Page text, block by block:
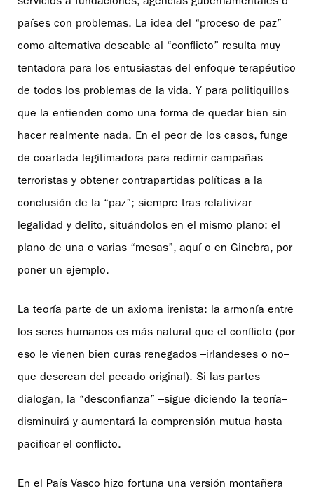
países con problemas. La idea del “proceso de paz”
como alternativa deseable al “conflicto” resulta muy
tentadora para los entusiastas del enfoque terapéutico
de todos los problemas de la vida. Y para politiquillos
que la entienden como una forma de quedar bien sin
hacer realmente nada. En el peor de los casos, funge
de coartada legitimadora para redimir campañas
terroristas y obtener contrapartidas políticas a la
conclusión de la “paz”; siempre tras relativizar
legalidad y delito, situándolos en el mismo plano: el
plano de una o varias “mesas”, aquí o en Ginebra, por
poner un ejemplo.
La teoría parte de un axioma irenista: la armonía entre
los seres humanos es más natural que el conflicto (por
eso le vienen bien curas renegados –irlandeses o no–
que descrean del pecado original). Si las partes
dialogan, la “desconfianza” –sigue diciendo la teoría–
disminuirá y aumentará la comprensión mutua hasta
pacificar el conflicto.
En el País Vasco hizo fortuna una versión montañera